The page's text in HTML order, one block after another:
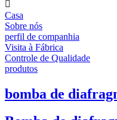

Casa
Sobre nós
perfil de companhia
Visita à Fábrica
Controle de Qualidade
produtos
bomba de